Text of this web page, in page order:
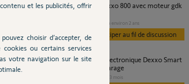
Compatibilité rail dexxo 800 avec moteur gdk
il y a environ 2 ans
Participer au fil de discussion
Garantie sur carte électronique Dexxo Smart
io 800 pour portail garage
il y a 3 mois
et les publicités, offrir
choisir d’accepter, de
ou certains services
votre navigation sur le site